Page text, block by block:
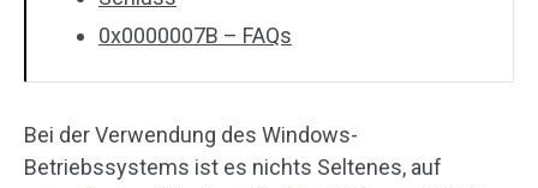
0x0000007B – FAQs
Bei der Verwendung des Windows-
Betriebssystems ist es nichts Seltenes, auf